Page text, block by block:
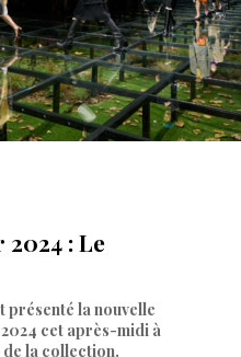
: Le
présenté la nouvelle
cet après-midi à
la collection.